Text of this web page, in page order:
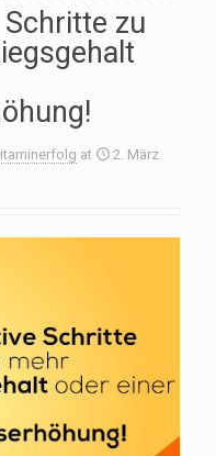
zu
at
2. März